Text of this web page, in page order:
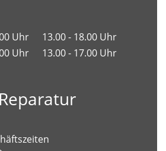
Uhr
13.00 - 18.00 Uhr
Uhr 13.00 - 17.00 Uhr